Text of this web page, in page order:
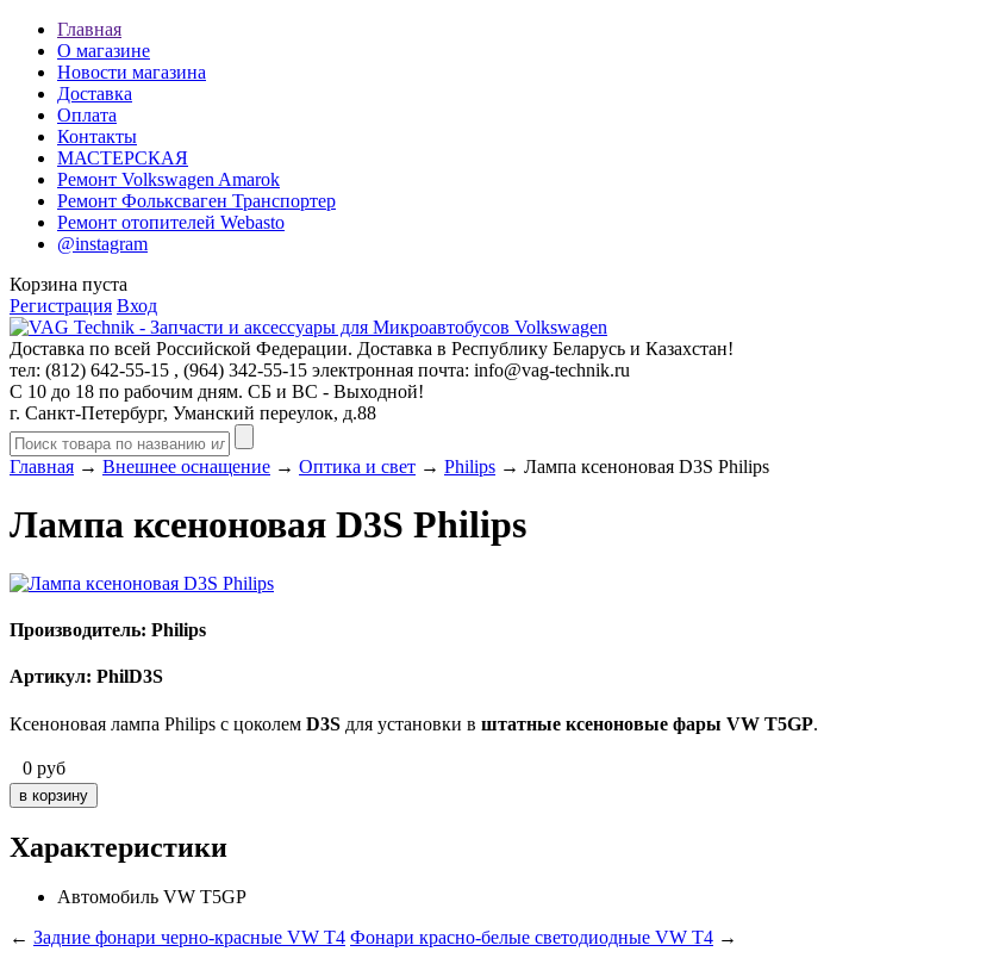
Главная
О магазине
Новости магазина
Доставка
Оплата
Контакты
МАСТЕРСКАЯ
Ремонт Volkswagen Amarok
Ремонт Фольксваген Транспортер
Ремонт отопителей Webasto
@instagram
Корзина пуста
Регистрация Вход
Доставка по всей Российской Федерации. Доставка в Республику Беларусь и Казахстан!
тел: (812) 642-55-15 , (964) 342-55-15 электронная почта: info@vag-technik.ru
С 10 до 18 по рабочим дням. СБ и ВС - Выходной!
г. Санкт-Петербург, Уманский переулок, д.88
Главная → Внешнее оснащение → Оптика и свет → Philips → Лампа ксеноновая D3S Philips
Лампа ксеноновая D3S Philips
Производитель: Philips
Артикул: PhilD3S
Ксеноновая лампа Philips с цоколем D3S для установки в штатные ксеноновые фары VW T5GP.
0 руб
Характеристики
Автомобиль VW T5GP
← Задние фонари черно-красные VW T4 Фонари красно-белые светодиодные VW T4 →